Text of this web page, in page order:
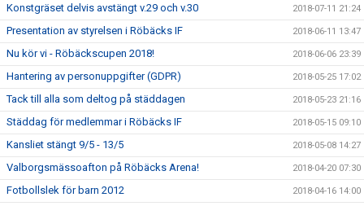
Konstgräset delvis avstängt v.29 och v.30 2018-07-11 21:24
Presentation av styrelsen i Röbäcks IF 2018-06-11 13:47
Nu kör vi - Röbäckscupen 2018! 2018-06-06 23:39
Hantering av personuppgifter (GDPR) 2018-05-25 17:02
Tack till alla som deltog på städdagen 2018-05-23 21:16
Städdag för medlemmar i Röbäcks IF 2018-05-15 09:10
Kansliet stängt 9/5 - 13/5 2018-05-08 14:27
Valborgsmässoafton på Röbäcks Arena! 2018-04-20 07:30
Fotbollslek för barn 2012 2018-04-16 14:00